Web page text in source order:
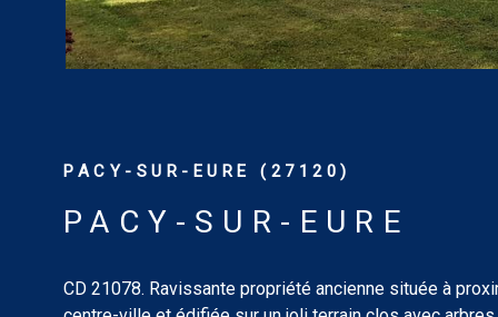
PACY-SUR-EURE (27120)
PACY-SUR-EURE
CD 21078. Ravissante propriété ancienne située à